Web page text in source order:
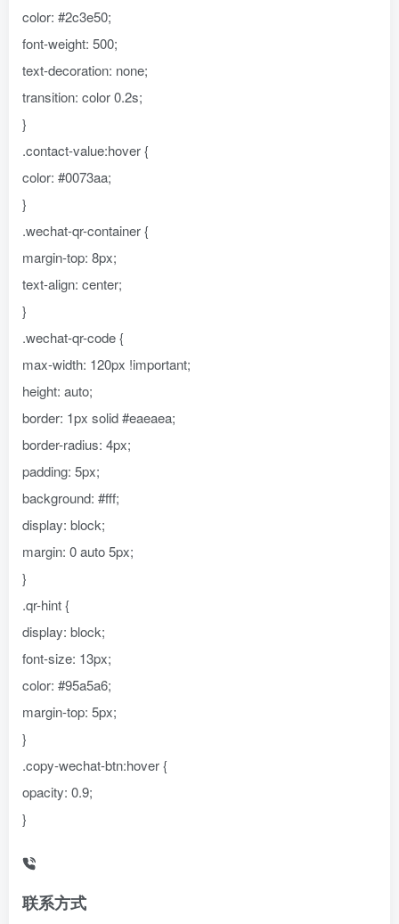
color: #2c3e50;
font-weight: 500;
text-decoration: none;
transition: color 0.2s;
}
.contact-value:hover {
color: #0073aa;
}
.wechat-qr-container {
margin-top: 8px;
text-align: center;
}
.wechat-qr-code {
max-width: 120px !important;
height: auto;
border: 1px solid #eaeaea;
border-radius: 4px;
padding: 5px;
background: #fff;
display: block;
margin: 0 auto 5px;
}
.qr-hint {
display: block;
font-size: 13px;
color: #95a5a6;
margin-top: 5px;
}
.copy-wechat-btn:hover {
opacity: 0.9;
}
联系方式